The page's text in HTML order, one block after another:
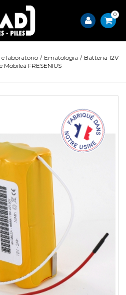
0
e laboratorio / Ematologia / Batteria 12V
FRESENIUS